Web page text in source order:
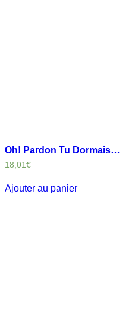
Oh! Pardon Tu Dormais…
18,01€
Ajouter au panier